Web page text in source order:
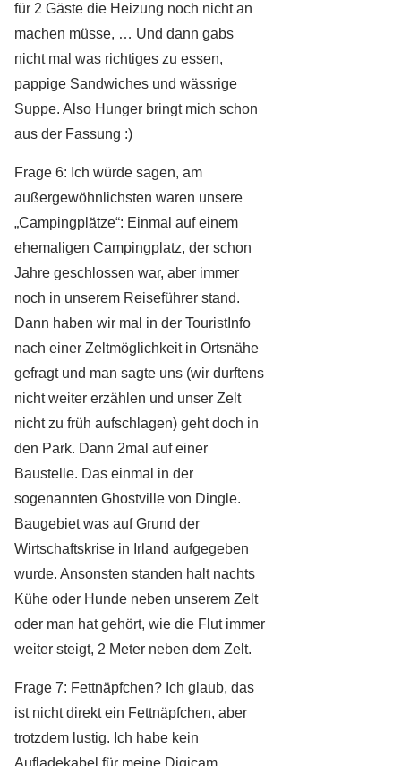
für 2 Gäste die Heizung noch nicht an
machen müsse, … Und dann gabs
nicht mal was richtiges zu essen,
pappige Sandwiches und wässrige
Suppe. Also Hunger bringt mich schon
aus der Fassung :)
Frage 6: Ich würde sagen, am
außergewöhnlichsten waren unsere
„Campingplätze“: Einmal auf einem
ehemaligen Campingplatz, der schon
Jahre geschlossen war, aber immer
noch in unserem Reiseführer stand.
Dann haben wir mal in der TouristInfo
nach einer Zeltmöglichkeit in Ortsnähe
gefragt und man sagte uns (wir durftens
nicht weiter erzählen und unser Zelt
nicht zu früh aufschlagen) geht doch in
den Park. Dann 2mal auf einer
Baustelle. Das einmal in der
sogenannten Ghostville von Dingle.
Baugebiet was auf Grund der
Wirtschaftskrise in Irland aufgegeben
wurde. Ansonsten standen halt nachts
Kühe oder Hunde neben unserem Zelt
oder man hat gehört, wie die Flut immer
weiter steigt, 2 Meter neben dem Zelt.
Frage 7: Fettnäpfchen? Ich glaub, das
ist nicht direkt ein Fettnäpfchen, aber
trotzdem lustig. Ich habe kein
Aufladekabel für meine Digicam